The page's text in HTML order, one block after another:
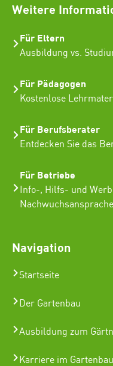
Weitere
Für Eltern
Ausbildung vs.
Für Pädagogen
Kostenlose
Für Berufsberater
Entdecken Sie das
Für Betriebe
Info-, Hilfs- und
Nachwuchsansprache
Navigation
Startseite
Der Gartenbau
Ausbildung zum
Karriere im Gartenbau